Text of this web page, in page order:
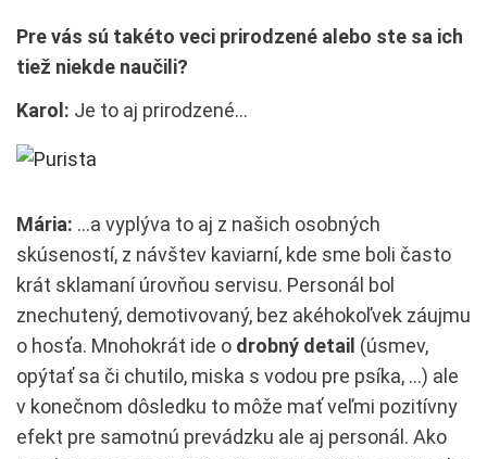
Pre vás sú takéto veci prirodzené alebo ste sa ich
tiež niekde naučili?
Karol: Je to aj prirodzené…
Mária: …a vyplýva to aj z našich osobných
skúseností, z návštev kaviarní, kde sme boli často
krát sklamaní úrovňou servisu. Personál bol
znechutený, demotivovaný, bez akéhokoľvek záujmu
o hosťa. Mnohokrát ide o drobný detail (úsmev,
opýtať sa či chutilo, miska s vodou pre psíka, …) ale
v konečnom dôsledku to môže mať veľmi pozitívny
efekt pre samotnú prevádzku ale aj personál. Ako